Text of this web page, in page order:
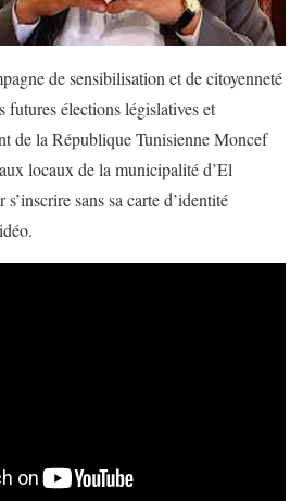
de sensibilisation et de citoyenneté
élections législatives et
de la République Tunisienne Moncef
locaux de la municipalité d’El
sans sa carte d’identité